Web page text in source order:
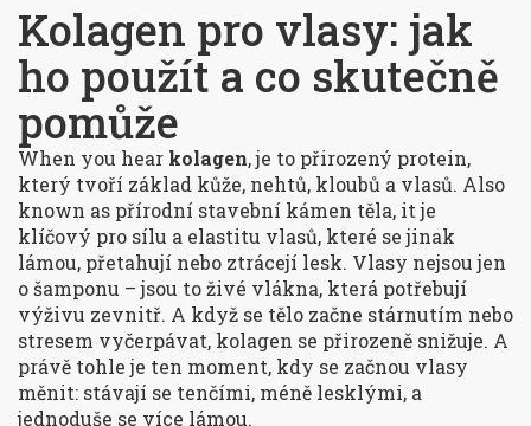
Kolagen pro vlasy: jak
ho použít a co skutečně
pomůže
When you hear kolagen,je to přirozený protein,
který tvoří základ kůže, nehtů, kloubů a vlasů. Also
known as přírodní stavební kámen těla, itje
klíčový pro sílu a elastitu vlasů, které se jinak
lámou, přetahují nebo ztrácejí lesk. Vlasy nejsou jen
o šamponu – jsou to živé vlákna, která potřebují
výživu zevnitř. A když se tělo začne stárnutím nebo
stresem vyčerpávat, kolagen se přirozeně snižuje. A
právě tohle je ten moment, kdy se začnou vlasy
měnit: stávají se tenčími, méně lesklými, a
jednoduše se více lámou.